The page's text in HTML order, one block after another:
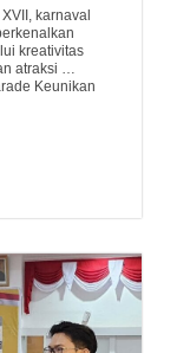
karnaval
kreativitas
atraksi …
Keunikan